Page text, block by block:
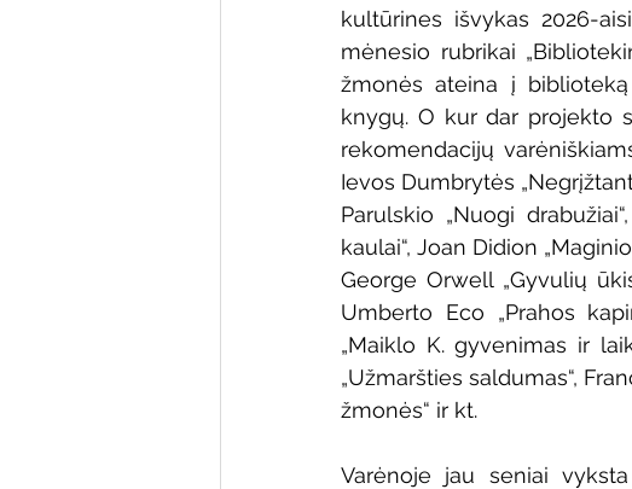
kultūrines išvykas 2026-
mėnesio rubrikai
žmonės ateina į
knygų. O kur dar projekto
rekomendacijų
Ievos Dumbrytės
Parulskio „Nuogi
kaulai“, Joan Didion
George Orwell „Gyvulių
Umberto Eco „Prahos
„Maiklo K. gyvenimas ir
„Užmaršties saldumas“,
žmonės“ ir kt.
Varėnoje jau seniai